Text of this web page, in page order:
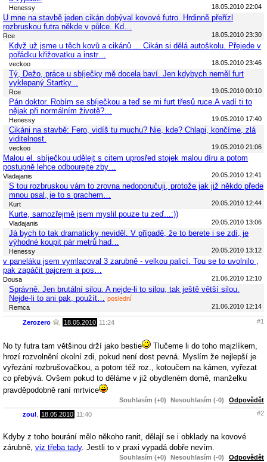
Henessy 18.05.2010 22:04
U mne na stavbě jeden cikán dobýval kovové futro. Hrdinně přeřízl
rozbruskou futra někde v půlce. Kd…
Rce 18.05.2010 23:30
Když už jsme u těch kovů a cikánů ... Cikán si dělá autoškolu. Přejede v
pořádku křižovatku a instr…
veckoo 18.05.2010 23:46
Tý, Dežo, práce u sbíječky mě docela baví. Jen kdybych neměl furt
vyklepaný Startky...
Rce 19.05.2010 00:10
Pán doktor. Robím se sbíječkou a teď se mi furt třesů ruce.A vadí ti to
nějak při normálním životě?…
Henessy 19.05.2010 17:40
Cikáni na stavbě: Fero, vidíš tu muchu? Nie, kde? Chlapi, končíme, zlá
viditelnost.
veckoo 19.05.2010 21:06
Malou el. sbíječkou udělejt s citem uprosřed stojek malou díru a potom
postupně lehce odbourejte zby…
Vladajanis 20.05.2010 12:41
S tou rozbruskou vám to zrovna nedoporučuji, protože jak již někdo přede
mnou psal, je to s prachem…
Kurt 20.05.2010 12:44
Kurte, samozřejmě jsem myslil pouze tu zeď...:))
Vladajanis 20.05.2010 13:06
Já bych to tak dramaticky neviděl. V případě, že to berete i se zdí, je
výhodné koupit pár metrů had…
Henessy 20.05.2010 13:12
v paneláku jsem vymlacoval 3 zarubně - velkou palicí. Tou se to uvolnilo ,
pak zapáčit pajcrem a pos…
Dousa 21.06.2010 12:10
Správně. Jen brutální silou. A nejde-li to silou, tak ještě větší silou.
Nejde-li to ani pak, použít…
poslední
Remca
21.06.2010 12:14
Zerozero 18.05.2010 11:24 #1
No ty futra tam většinou drží jako bestie
Tlučeme li do toho majzlíkem,
hrozí rozvolnění okolní zdi, pokud není dost pevná. Myslím že nejlepší je
vyřezání rozbrušovačkou, a potom též roz., kotoučem na kámen, vyřezat
co přebývá. Ovšem pokud to děláme v již obydleném domě, manželku
pravděpodobně raní mrtvice
Souhlasím (+0) Nesouhlasím (-0) Odpovědět
zoul 18.05.2010 11:40 #2
Kdyby z toho bourání mělo někoho ranit, dělají se i obklady na kovové
zárubně, viz třeba tady. Jestli to v praxi vypadá dobře nevím.
Souhlasím (+0) Nesouhlasím (-0) Odpovědět